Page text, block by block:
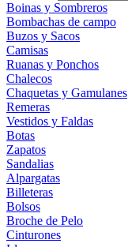
Boinas y Sombreros
Bombachas de campo
Buzos y Sacos
Camisas
Ruanas y Ponchos
Chalecos
Chaquetas y Gamulanes
Remeras
Vestidos y Faldas
Botas
Zapatos
Sandalias
Alpargatas
Billeteras
Bolsos
Broche de Pelo
Cinturones